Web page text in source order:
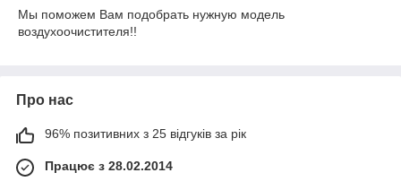
Мы поможем Вам подобрать нужную модель
воздухоочистителя!!
Про нас
96% позитивних з 25 відгуків за рік
Працює з 28.02.2014